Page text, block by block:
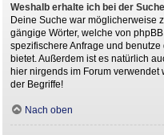
Weshalb erhalte ich bei der
Deine Suche war möglicherweise
gängige Wörter, welche von
spezifischere Anfrage und
bietet. Außerdem ist es natürlich
hier nirgends im Forum verwendet
der Begriffe!
Nach oben